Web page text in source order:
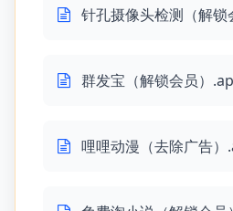
针孔摄像头检测（解锁
群发宝（解锁会员）
哩哩动漫（去除广告）